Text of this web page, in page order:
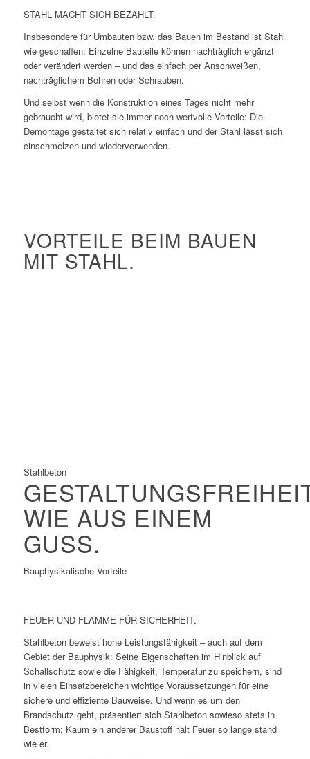
STAHL MACHT SICH BEZAHLT.
Insbesondere für Umbauten bzw. das Bauen im Bestand ist Stahl
wie geschaffen: Einzelne Bauteile können nachträglich ergänzt
oder verändert werden – und das einfach per Anschweißen,
nachträglichem Bohren oder Schrauben.
Und selbst wenn die Konstruktion eines Tages nicht mehr
gebraucht wird, bietet sie immer noch wertvolle Vorteile: Die
Demontage gestaltet sich relativ einfach und der Stahl lässt sich
einschmelzen und wiederverwenden.
VORTEILE BEIM BAUEN
MIT STAHL.
Stahlbeton
WIE AUS EINEM
GUSS.
Bauphysikalische Vorteile
FEUER UND FLAMME FÜR SICHERHEIT.
Stahlbeton beweist hohe Leistungsfähigkeit – auch auf dem
Gebiet der Bauphysik: Seine Eigenschaften im Hinblick auf
Schallschutz sowie die Fähigkeit, Temperatur zu speichern, sind
in vielen Einsatzbereichen wichtige Voraussetzungen für eine
sichere und effiziente Bauweise. Und wenn es um den
Brandschutz geht, präsentiert sich Stahlbeton sowieso stets in
Bestform: Kaum ein anderer Baustoff hält Feuer so lange stand
wie er.